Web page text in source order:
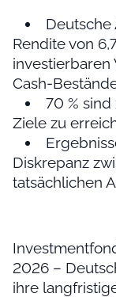
Rendite von
investierbaren
Cash-
70 %
Ziele zu
Diskrepanz
tatsächlichen
2026 –
ihre